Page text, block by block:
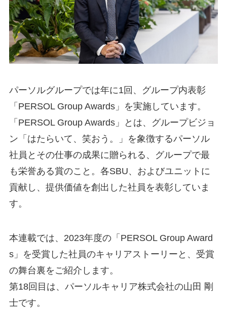
パーソルグループでは年に1回、グループ内表彰
「PERSOL Group Awards」を実施しています。
「PERSOL Group Awards」とは、グループビジョ
ン「はたらいて、笑おう。」を象徴するパーソル
社員とその仕事の成果に贈られる、グループで最
も栄誉ある賞のこと。各SBU、およびユニットに
貢献し、提供価値を創出した社員を表彰していま
す。
本連載では、2023年度の「PERSOL Group Award
s」を受賞した社員のキャリアストーリーと、受賞
の舞台裏をご紹介します。
第18回目は、パーソルキャリア株式会社の山田 剛
士です。